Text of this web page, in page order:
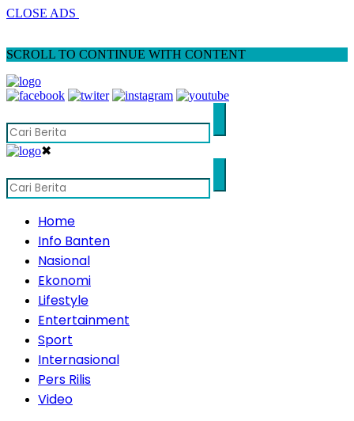
CLOSE ADS
SCROLL TO CONTINUE WITH CONTENT
✖
Home
Info Banten
Nasional
Ekonomi
Lifestyle
Entertainment
Sport
Internasional
Pers Rilis
Video